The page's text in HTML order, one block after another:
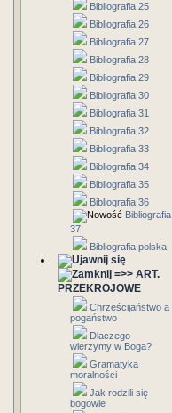
Bibliografia 25
Bibliografia 26
Bibliografia 27
Bibliografia 28
Bibliografia 29
Bibliografia 30
Bibliografia 31
Bibliografia 32
Bibliografia 33
Bibliografia 34
Bibliografia 35
Bibliografia 36
Bibliografia
37
Bibliografia polska
=>> ART.
PRZEKROJOWE
Chrześcijaństwo a
pogaństwo
Dlaczego
wierzymy w Boga?
Gramatyka
moralności
Jak rodzili się
bogowie